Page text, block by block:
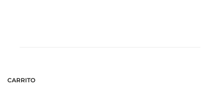
CARRITO